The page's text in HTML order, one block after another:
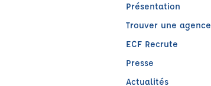
Présentation
Trouver une agence
ECF Recrute
Presse
Actualités